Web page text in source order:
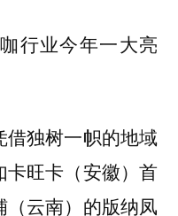
行业今年一大亮
独树一帜的地域
旺卡（安徽）首
云南）的版纳凤